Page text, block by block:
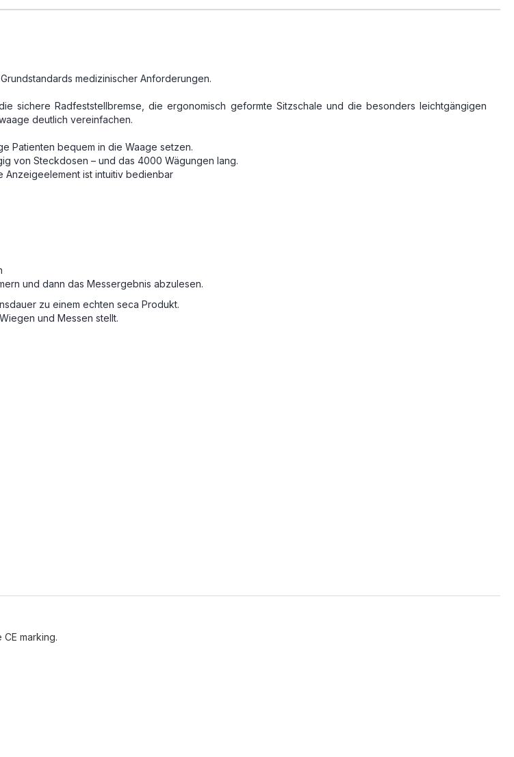
medizinischer Anforderungen.
sichere Radfeststellbremse, die ergonomisch geformte Sitzschale und die besonders leichtgängigen
deutlich vereinfachen.
Patienten bequem in die Waage setzen.
von Steckdosen – und das 4000 Wägungen lang.
Anzeigeelement ist intuitiv bedienbar
und dann das Messergebnis abzulesen.
zu einem echten seca Produkt.
und Messen stellt.
marking.